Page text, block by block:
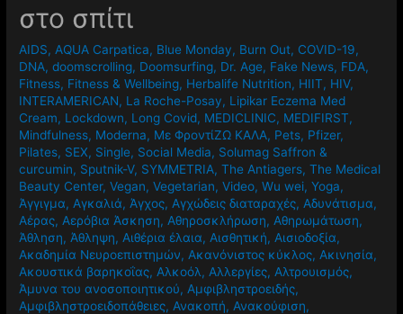
στο σπίτι
AIDS, AQUA Carpatica, Blue Monday, Burn Out, COVID-19,
DNA,doomscrolling, Doomsurfing, Dr. Age, Fake News, FDA,
Fitness, Fitness & Wellbeing, Herbalife Nutrition, HIIT, HIV,
INTERAMERICAN, La Roche-Posay, Lipikar Eczema Med
Cream, Lockdown, Long Covid, MEDICLINIC, MEDIFIRST,
Mindfulness, Moderna, Mε ΦροντίΖΩ ΚΑΛΑ, Pets, Pfizer,
Pilates, SEX, Single, Social Media, Solumag Saffron &
curcumin, Sputnik-V, SYMMETRIA,The Antiagers,The Medical
Beauty Center,Vegan,Vegetarian,Video,Wu wei,Yoga,
Άγγιγμα, Αγκαλιά, Άγχος, Αγχώδεις διαταραχές, Αδυνάτισμα,
Αέρας, Αερόβια Άσκηση, Αθηροσκλήρωση, Αθηρωμάτωση,
Άθληση, Άθληψη, Αιθέρια έλαια, Αισθητική, Αισιοδοξία,
Ακαδημία Νευροεπιστημών, Ακανόνιστος κύκλος, Ακινησία,
Ακουστικά βαρηκοΐας, Αλκοόλ, Αλλεργίες, Αλτρουισμός,
Άμυνα του ανοσοποιητικού, Αμφιβληστροειδής,
Αμφιβληστροειδοπάθειες, Ανακοπή, Ανακούφιση,